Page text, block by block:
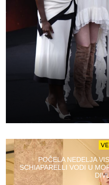
POČELA NEDELJA
SCHIAPARELLI VODI U